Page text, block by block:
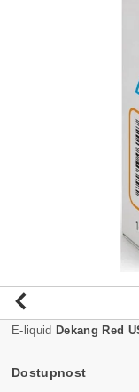
E-liquid Dekang Red
Dostupnost